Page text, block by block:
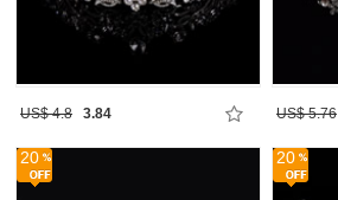
US$ 4.8 3.84 US$ 5.76
20 20